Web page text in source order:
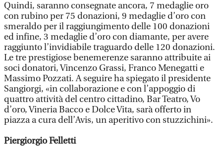
Quindi, saranno consegnate ancora, 7 medaglie oro
con rubino per 75 donazioni, 9 medaglie d’oro con
smeraldo per il raggiungimento delle 100 donazioni
ed infine, 3 medaglie d’oro con diamante, per avere
raggiunto l’invidiabile traguardo delle 120 donazioni.
Le tre prestigiose benemerenze saranno attribuite ai
soci donatori, Vincenzo Grassi, Franco Menegatti e
Massimo Pozzati. A seguire ha spiegato il presidente
Sangiorgi, «in collaborazione e con l’appoggio di
quattro attività del centro cittadino, Bar Teatro, Vo
d’oro, Vineria Bacco e Dolce Vita, sarà offerto in
piazza a cura dell’Avis, un aperitivo con stuzzichini».
Piergiorgio Felletti